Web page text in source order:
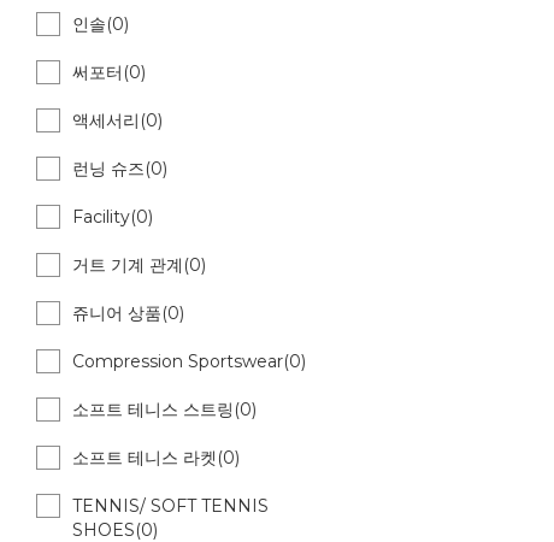
인솔(0)
써포터(0)
액세서리(0)
런닝 슈즈(0)
Facility(0)
거트 기계 관계(0)
쥬니어 상품(0)
Compression Sportswear(0)
소프트 테니스 스트링(0)
소프트 테니스 라켓(0)
TENNIS/ SOFT TENNIS
SHOES(0)